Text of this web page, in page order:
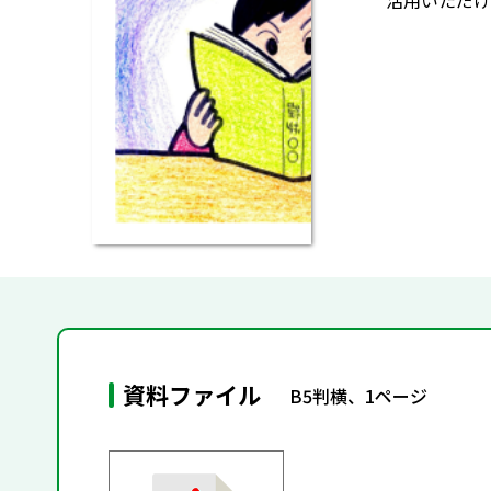
資料ファイル B5判横、1ページ